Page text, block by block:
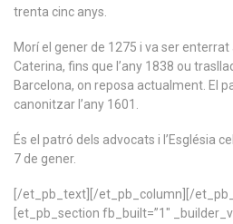
trenta cinc anys.
Morí el gener de 1275 i va ser
Caterina, fins que l’any 1838 ou
Barcelona, on reposa actualment. El
canonitzar l’any 1601.
És el patró dels advocats i l’Església
7 de gener.
[/et_pb_text][/et_pb_column][/
[et_pb_section fb_built=”1″